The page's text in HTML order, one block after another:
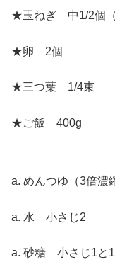
★玉ねぎ 中1/2個（
★卵 2個
★三つ葉 1/4束
★ご飯 400g
a. めんつゆ（3倍
a. 水 小さじ2
a. 砂糖 小さじ1と